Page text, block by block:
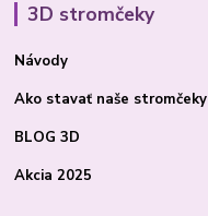
3D stromčeky
Návody
Ako stavať naše stromčeky
BLOG 3D
Akcia 2025